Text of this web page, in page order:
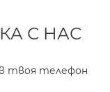
С НАС
твоя телефон